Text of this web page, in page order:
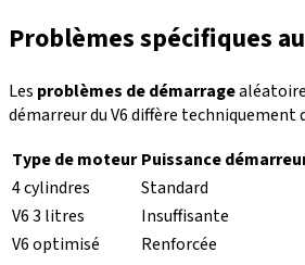
Problèmes spécifiques
Les problèmes de démarrage
démarreur du V6 diffère techniquement
Type de moteur Puissance
4 cylindres
Standard
V6 3 litres
Insuffisante
V6 optimisé
Renforcée